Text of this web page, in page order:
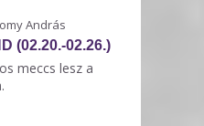
András
(02.20.-02.26.)
meccs lesz a